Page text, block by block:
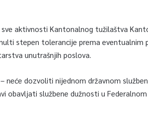
aktivnosti Kantonalnog tužilaštva
stepen tolerancije prema eventualnim
unutrašnjih poslova.
dozvoliti nijednom državnom
obavljati službene dužnosti u